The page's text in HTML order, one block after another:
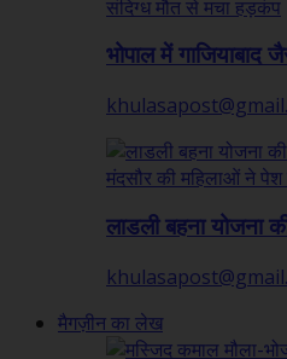
भोपाल में गाजियाबाद
लाडली बहना योजना
मैगज़ीन का लेख